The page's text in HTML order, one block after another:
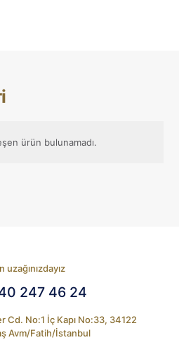
ürün bulunamadı.
uzağınızdayız
247 46 24
Cd. No:1 İç Kapı No:33, 34122
Avm/Fatih/İstanbul